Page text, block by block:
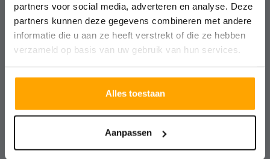
partners voor social media, adverteren en analyse. Deze
partners kunnen deze gegevens combineren met andere
informatie die u aan ze heeft verstrekt of die ze hebben
verzameld op basis van uw gebruik van hun services.
Alles toestaan
Aanpassen
Hulp nodig?
We helpen je graag!
een nuchtere blik.